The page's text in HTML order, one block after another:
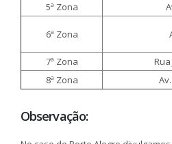
5ª Zona
6ª Zona
7ª Zona
8ª Zona
Observação: